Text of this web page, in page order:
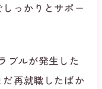
っかりとサポー
ブルが発生した
再就職したばか